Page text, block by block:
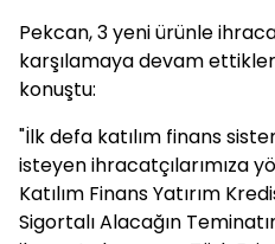
Pekcan, 3 yeni ürünle
karşılamaya devam
konuştu:
"İlk defa katılım finans
isteyen ihracatçılarımıza
Katılım Finans Yatırım
Sigortalı Alacağın